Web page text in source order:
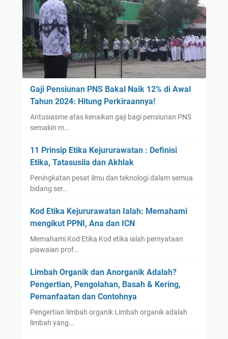
i
o
g
r
a
i
d
a
n
K
s
a
h
R
d
e
n
S
l
e
h
l
e
s
G
o
o
d
y
e
a
r
e
n
i
t
a
a
a
r
G
t
Gaji Pensiunan PNS Bakal Naik 12% di Awal
Tahun 2024: Hitung Perkiraannya!
Antusiasme atas kenaikan gaji bagi pensiunan PNS
semakin m…
11 Prinsip Etika Kejururawatan : Definisi
Etika, Tatasusila dan Akhlak
Peningkatan pesat ilmu dan teknologi dalam semua
bidang ser…
Kod Etika Kejururawatan Ialah: Memahami
mengikut PPNI, Ana dan ICN
Memahami Kod Etika Kod etika ialah pernyataan
piawaian prof…
Limbah Organik dan Anorganik Adalah?
Pengertian, Pengolahan, Basah & Kering,
Pemanfaatan dan Contohnya
Pengertian limbah organik Limbah organik adalah
limbah yang…